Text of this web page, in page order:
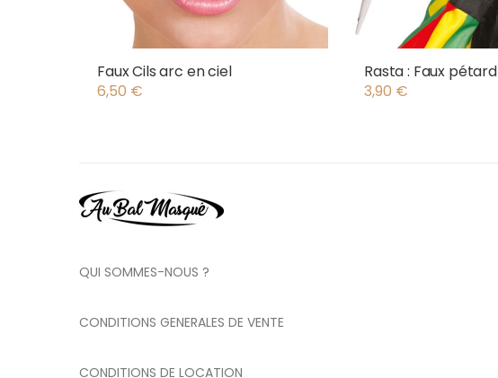
Faux Cils arc en ciel
6,50 €
Rasta : Faux pétard
3,90 €
QUI SOMMES-NOUS ?
CONDITIONS GENERALES DE VENTE
CONDITIONS DE LOCATION